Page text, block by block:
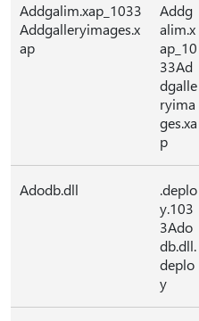
Addgalim.xap_1033
Addgalleryimages.x
ap
Addg
alim.x
ap_10
33Ad
dgalle
ryima
ges.xa
p
Adodb.dll
.deplo
y.103
3Ado
db.dll.
deplo
y